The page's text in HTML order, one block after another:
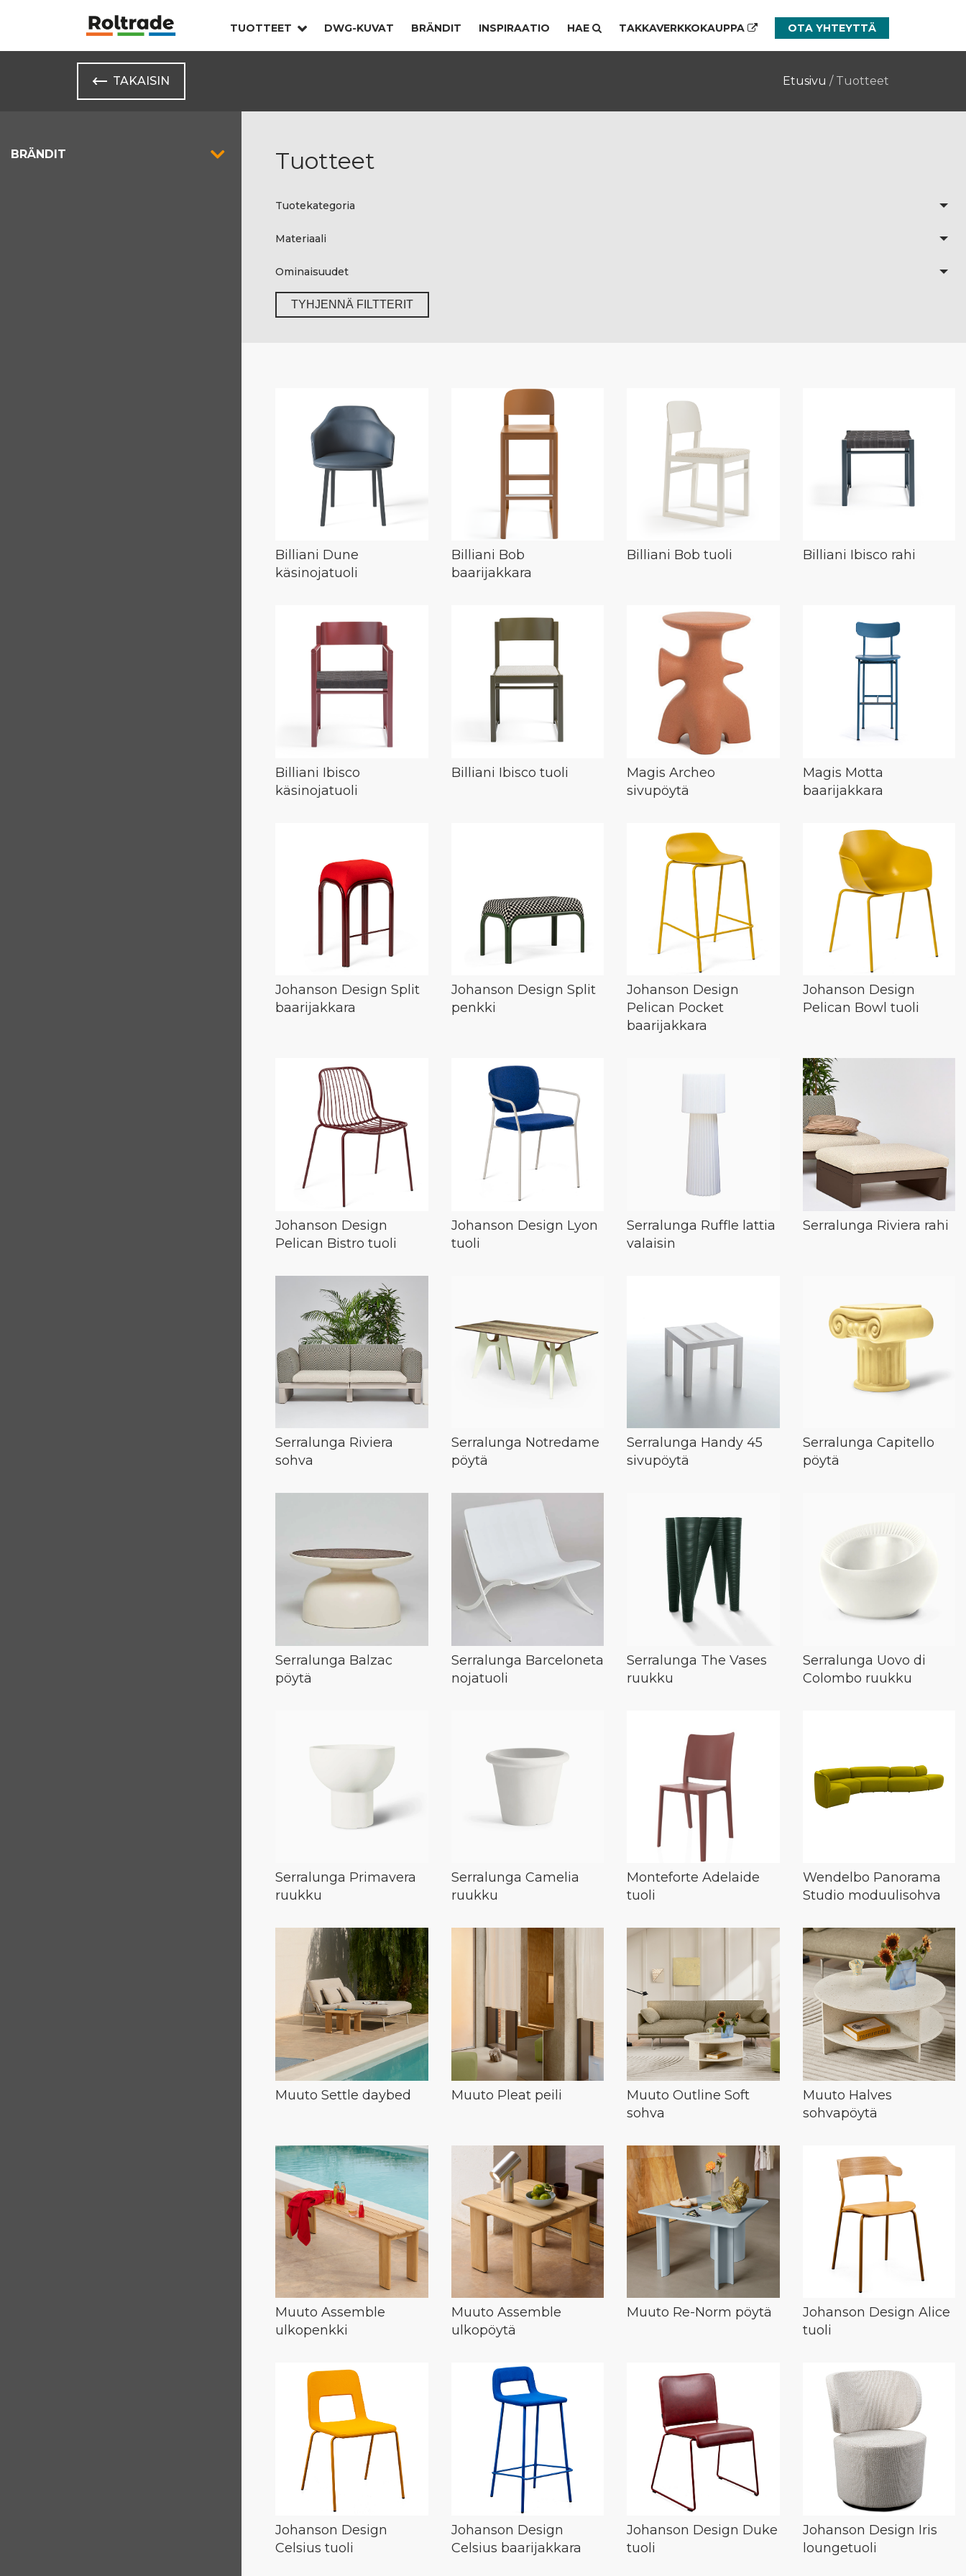
TUOTTEET DWG-KUVAT BRÄNDIT INSPIRAATIO HAE TAKKAVERKKOKAUPPA OTA YHTEYTTÄ
TAKAISIN Etusivu / Tuotteet
BRÄNDIT Tuotteet
Tuotekategoria
Materiaali
Ominaisuudet
TYHJENNÄ FILTTERIT
Billiani Dune
käsinojatuoli
Billiani Bob
baarijakkara
Billiani Bob tuoli Billiani Ibisco rahi
Billiani Ibisco
käsinojatuoli
Billiani Ibisco tuoli
Magis Archeo
sivupöytä
Magis Motta
baarijakkara
Johanson Design Split
baarijakkara
Johanson Design Split
penkki
Johanson Design
Pelican Pocket
baarijakkara
Johanson Design
Pelican Bowl tuoli
Johanson Design
Pelican Bistro tuoli
Johanson Design Lyon
tuoli
Serralunga Ruffle lattia
valaisin
Serralunga Riviera rahi
Serralunga Riviera
sohva
Serralunga Notredame
pöytä
Serralunga Handy 45
sivupöytä
Serralunga Capitello
pöytä
Serralunga Balzac
pöytä
Serralunga Barceloneta
nojatuoli
Serralunga The Vases
ruukku
Serralunga Uovo di
Colombo ruukku
Serralunga Primavera
ruukku
Serralunga Camelia
ruukku
Monteforte Adelaide
tuoli
Wendelbo Panorama
Studio moduulisohva
Muuto Settle daybed Muuto Pleat peili
Muuto Outline Soft
sohva
Muuto Halves
sohvapöytä
Muuto Assemble
ulkopenkki
Muuto Assemble
ulkopöytä
Muuto Re-Norm pöytä
Johanson Design Alice
tuoli
Johanson Design
Celsius tuoli
Johanson Design
Celsius baarijakkara
Johanson Design Duke
tuoli
Johanson Design Iris
loungetuoli